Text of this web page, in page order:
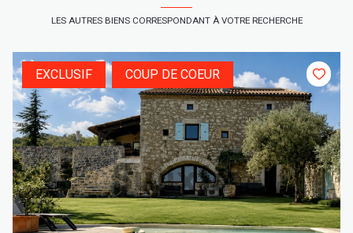
LES AUTRES BIENS CORRESPONDANT À VOTRE RECHERCHE
EXCLUSIF COUP DE COEUR